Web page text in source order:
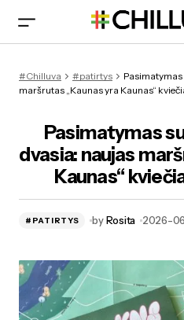
#Chilluva #patirtys
maršrutas „Kaunas yra Kaunas“
Pasimatymas
dvasia: naujas
Kaunas“
#PATIRTYS by Rosita 2026-